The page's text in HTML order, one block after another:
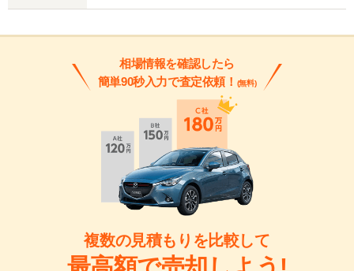
相場情報を確認したら
簡単90秒入力で査定依頼！ (無料)
複数の見積もりを比較して